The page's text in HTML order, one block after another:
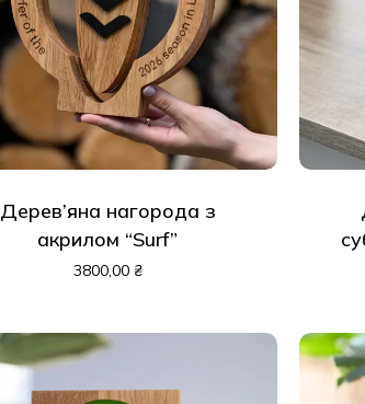
Дерев’яна нагорода з
акрилом “Surf”
3800,00 ₴